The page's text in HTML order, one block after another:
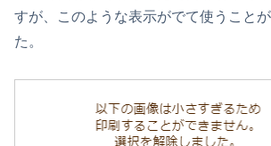
すが、このような表示がでて使うこと
た。